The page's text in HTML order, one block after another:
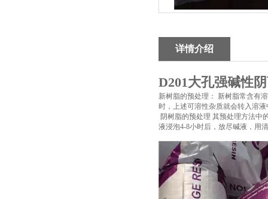
详情介绍
D201大孔强碱性
新树脂的预处理： 新树脂常含有
时，上述可溶性杂质就会转入溶
阴树脂的预处理 其预处理方法中
液浸泡4-8小时后，放尽碱液，用